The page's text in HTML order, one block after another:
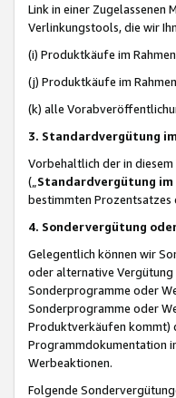
Link in einer Zugelassenen
Verlinkungstools, die wir
(i) Produktkäufe im
(j) Produktkäufe im
(k) alle
3. Standardvergütung
Vorbehaltlich der in
(„ Standardvergütung im
bestimmten Prozentsatzes
4. Sondervergütung
Gelegentlich können wir
oder alternative Vergütung
Sonderprogramme oder
Sonderprogramme oder
Produktverkäufen kommt)
Programmdokumentation
Werbeaktionen.
Folgende